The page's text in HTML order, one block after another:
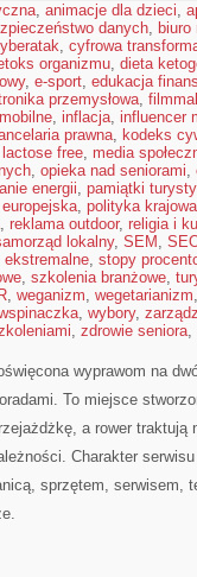
, animacje dla dzieci,
danych, biuro
, cyfrowa
organizmu, dieta
, e-sport, edukacja
przemysłowa,
, inflacja, influencer
prawna, kodeks
lactose free, media
, opieka nad seniorami,
energii, pamiątki
, polityka krajowa
, reklama outdoor, religia i
lokalny, SEM ,
ekstremalne, stopy
, szkolenia branżowe,
, weganizm, wegetarianizm
, wybory,
, zdrowie seniora,
wyprawom na
To miejsce
a rower traktują
Charakter
sprzętem, serwisem,